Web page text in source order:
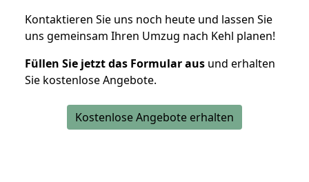
Kontaktieren Sie uns noch heute und lassen Sie
uns gemeinsam Ihren Umzug nach Kehl planen!
Füllen Sie jetzt das Formular aus und erhalten
Sie kostenlose Angebote.
Kostenlose Angebote erhalten